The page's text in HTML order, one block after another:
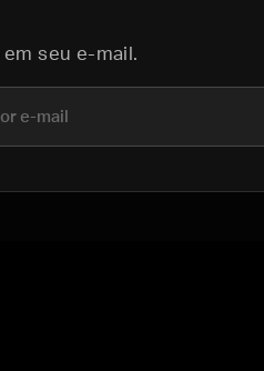
seu e-mail.